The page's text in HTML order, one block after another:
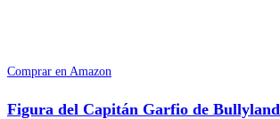
Comprar en Amazon
Figura del Capitán Garfio de Bullyland